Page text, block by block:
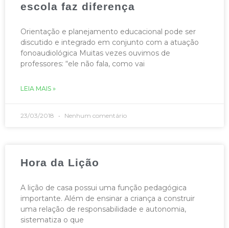
escola faz diferença
Orientação e planejamento educacional pode ser
discutido e integrado em conjunto com a atuação
fonoaudiológica Muitas vezes ouvimos de
professores: “ele não fala, como vai
LEIA MAIS »
23/03/2018 Nenhum comentário
Hora da Lição
A lição de casa possui uma função pedagógica
importante. Além de ensinar a criança a construir
uma relação de responsabilidade e autonomia,
sistematiza o que